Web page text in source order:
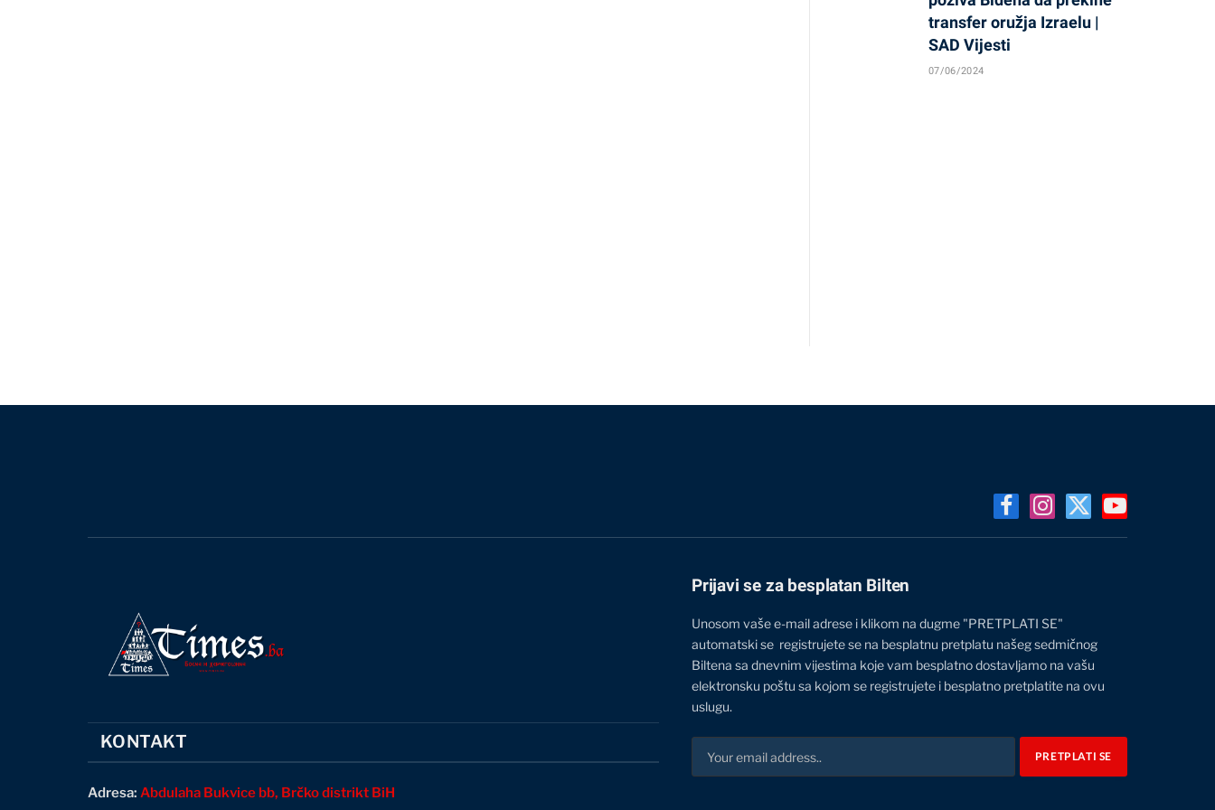
transfer oružja Izraelu |
SAD Vijesti
07/06/2024
FacebookInstagram
X
(Twitter)
YouTube
KONTAKT
Adresa: Abdulaha Bukvice bb, Brčko distrikt BiH
Prijavi se za besplatan Bilten
Unosom vaše e-mail adrese i klikom na dugme "PRETPLATI SE"
automatski se registrujete se na besplatnu pretplatu našeg sedmičnog
Biltena sa dnevnim vijestima koje vam besplatno dostavljamo na vašu
elektronsku poštu sa kojom se registrujete i besplatno pretplatite na ovu
uslugu.